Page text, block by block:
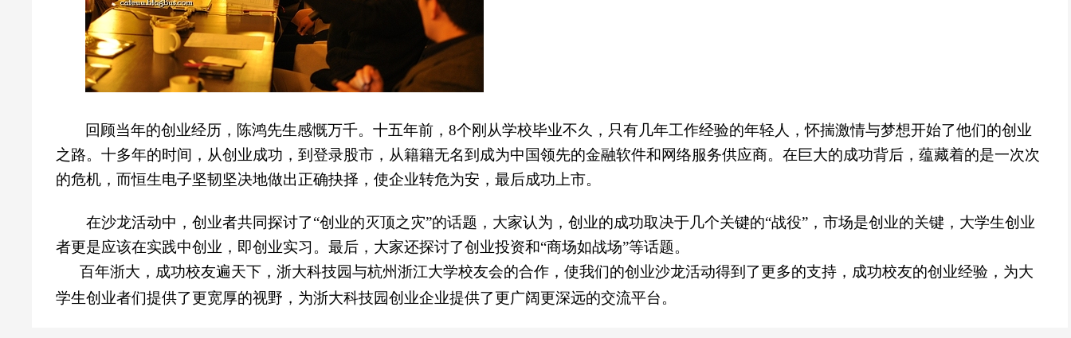
回顾当年的创业经历，陈鸿先生感慨万千。十五年前，8个刚从学校毕业不久，只有几年工作经验的年轻人，怀揣激情与梦想开始了他们的创业
之路。十多年的时间，从创业成功，到登录股市，从籍籍无名到成为中国领先的金融软件和网络服务供应商。在巨大的成功背后，蕴藏着的是一次次
的危机，而恒生电子坚韧坚决地做出正确抉择，使企业转危为安，最后成功上市。
在沙龙活动中，创业者共同探讨了“创业的灭顶之灾”的话题，大家认为，创业的成功取决于几个关键的“战役”，市场是创业的关键，大学生创业
者更是应该在实践中创业，即创业实习。最后，大家还探讨了创业投资和“商场如战场”等话题。
百年浙大，成功校友遍天下，浙大科技园与杭州浙江大学校友会的合作，使我们的创业沙龙活动得到了更多的支持，成功校友的创业经验，为大
学生创业者们提供了更宽厚的视野，为浙大科技园创业企业提供了更广阔更深远的交流平台。